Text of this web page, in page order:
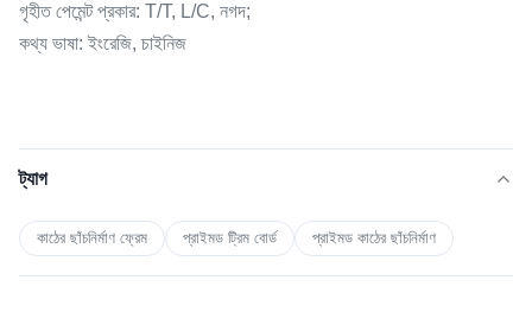
গৃহীত পেমেন্ট প্রকার: T/T, L/C, নগদ;
কথ্য ভাষা: ইংরেজি, চাইনিজ
ট্যাগ
কাঠের ছাঁচনির্মাণ ফ্রেম প্রাইমড ট্রিম বোর্ড প্রাইমড কাঠের ছাঁচনির্মাণ